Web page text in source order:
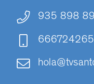
935 898
666724265